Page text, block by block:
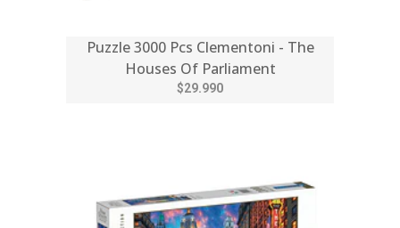
Puzzle 3000 Pcs Clementoni - The
Houses Of Parliament
$29.990